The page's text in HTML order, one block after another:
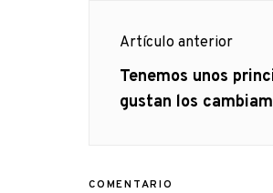
Navegación
de
Artículo anterior
Artículo
anterior
Tenemos unos
gustan los
COMENTARIO